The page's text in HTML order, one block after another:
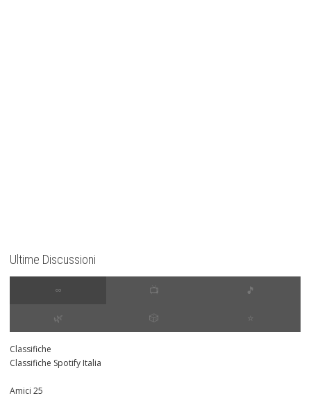
Ultime Discussioni
∞ 📺 🎵
🌿 🎲 ⭐️
Classifiche
Classifiche Spotify Italia
Amici 25